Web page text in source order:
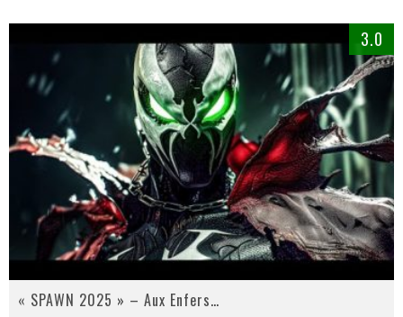
3.0
« SPAWN 2025 » – Aux Enfers…